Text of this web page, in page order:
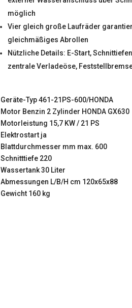
möglich
Vier gleich große Laufräder
gleichmäßiges Abrollen
Nützliche Details: E-Start,
zentrale Verladeöse,
Geräte-Typ 461-21PS-600/HONDA
Motor Benzin 2 Zylinder HONDA GX630
Motorleistung 15,7 KW / 21 PS
Elektrostart ja
Blattdurchmesser mm max. 600
Schnitttiefe 220
Wassertank 30 Liter
Abmessungen L/B/H cm 120x65x88
Gewicht 160 kg